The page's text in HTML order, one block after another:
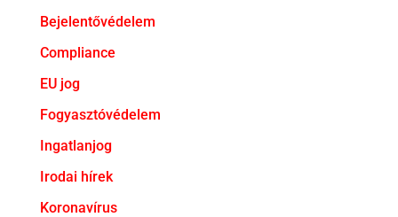
Bejelentővédelem
Compliance
EU jog
Fogyasztóvédelem
Ingatlanjog
Irodai hírek
Koronavírus